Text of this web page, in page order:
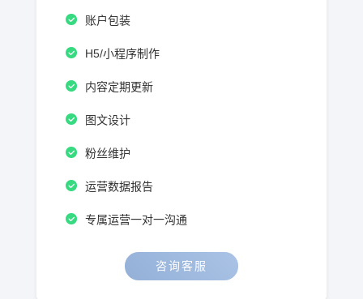
账户包装
H5/小程序制作
内容定期更新
图文设计
粉丝维护
运营数据报告
专属运营一对一沟通
咨询客服